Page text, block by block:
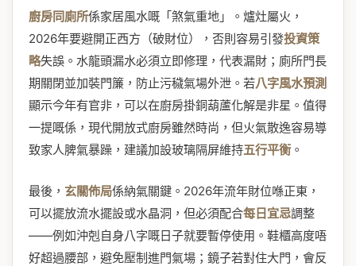
廚房同廁所係家居風水嘅「煞氣重地」。爐灶屬火，
2026年要避開正西方（破財位），否則容易引發投資策
略失誤。水龍頭漏水必須立即修理，代表漏財；廁所門長
期關閉並加裝門簾，防止污穢氣場外泄。若八字風水預測
顯示今年有官非，可以在廚房掛銅葫蘆化解是非星。值得
一提嘅係，現代開放式廚房雖然時尚，但火氣散逸容易導
致家人脾氣暴躁，建議加設玻璃隔屏維持五行平衡。
最後， 玄關佈局係納氣關鍵。2026年流年財位喺正東，
可以擺放流水擺設或水晶洞，但必須配合每日宜忌調整
——例如沖剋自身八字嘅日子就要暫停使用。鞋櫃高度唔
好超過腰部，避免壓制進門氣場；鏡子若對住大門，會反